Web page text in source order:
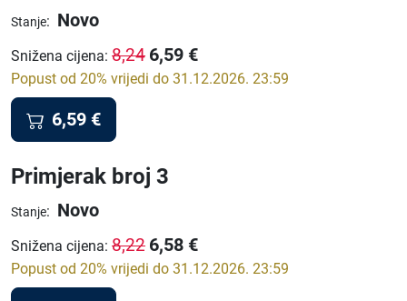
Stanje: Novo
Snižena cijena: 8,24 6,59 €
Popust od 20% vrijedi do 31.12.2026. 23:59
6,59 €
Primjerak broj 3
Stanje: Novo
Snižena cijena: 8,22 6,58 €
Popust od 20% vrijedi do 31.12.2026. 23:59